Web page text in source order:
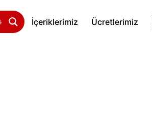
İçeriklerimiz Ücretlerimiz